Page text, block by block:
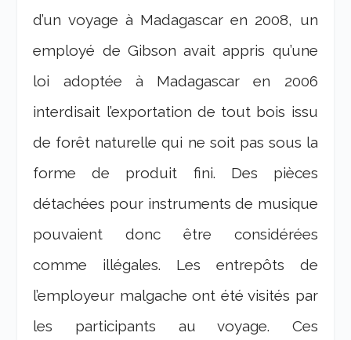
d’un voyage à Madagascar en 2008, un
employé de Gibson avait appris qu’une
loi adoptée à Madagascar en 2006
interdisait l’exportation de tout bois issu
de forêt naturelle qui ne soit pas sous la
forme de produit fini. Des pièces
détachées pour instruments de musique
pouvaient donc être considérées
comme illégales. Les entrepôts de
l’employeur malgache ont été visités par
les participants au voyage. Ces